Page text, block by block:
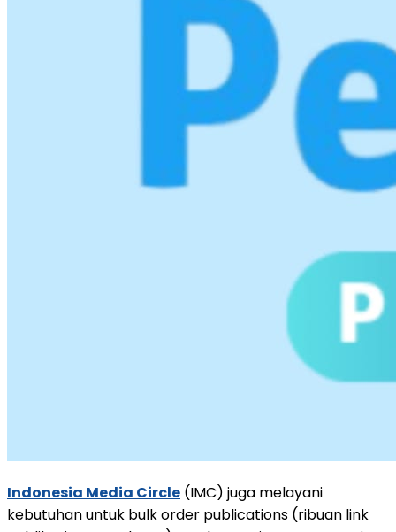
Indonesia Media Circle (IMC) juga melayani
kebutuhan untuk bulk order publications (ribuan link